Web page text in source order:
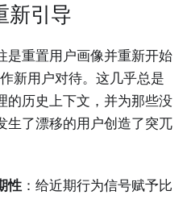
新引导
是重置用户画像并重新开始
新用户对待。这几乎总是
的历史上下文，并为那些没
生了漂移的用户创造了突兀
性 ：给近期行为信号赋予比